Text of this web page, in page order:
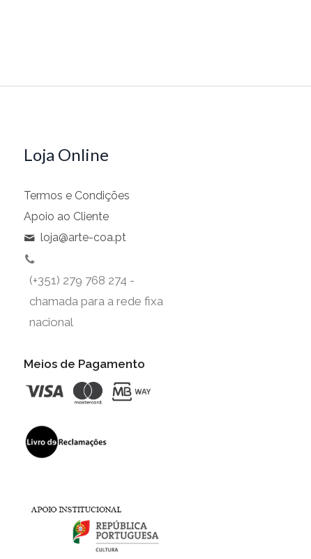
Loja Online
Termos e Condições
Apoio ao Cliente
loja@arte-coa.pt
(+351) 279 768 274 -
chamada para a rede fixa
nacional
Meios de Pagamento